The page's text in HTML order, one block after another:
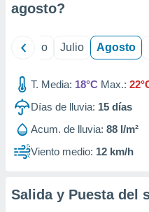
agosto?
Junio Julio Agosto
T. Media: 18°C Max.:
Días de lluvia: 15 días
Acum. de lluvia: 88 l/m²
Viento medio: 12 km/h
Salida y Puesta del